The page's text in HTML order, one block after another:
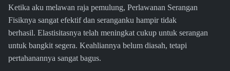
Ketika aku melawan raja pemulung, Perlawanan Serangan
Fisiknya sangat efektif dan seranganku hampir tidak
berhasil. Elastisitasnya telah meningkat cukup untuk serangan
untuk bangkit segera. Keahliannya belum diasah, tetapi
pertahanannya sangat bagus.